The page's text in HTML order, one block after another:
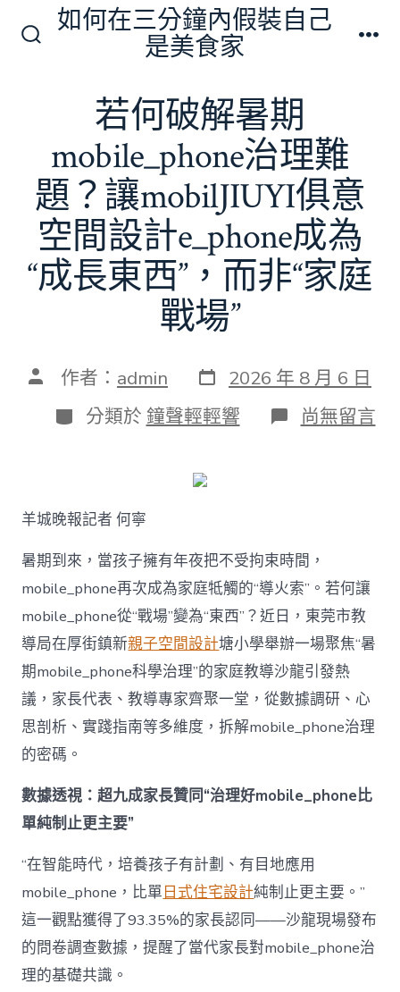
如何在三分鐘內假裝自己
是美食家
若何破解暑期
mobile_phone治理難
題？讓mobilJIUYI俱意
空間設計e_phone成為
“成長東西”，而非“家庭
戰場”
文 作者： admin 發
表
日
期
2026 年 8 月 6 日
分
類
分類於 鐘聲輕輕響 在
〈若
治
理
難
題？
讓
mobilJIUYI
俱
意
空
間
設
成
為
東
西”，
而
非
“家
庭
尚無留言
羊城晚報記者 何寧
暑期到來，當孩子擁有年夜把不受拘束時間，
mobile_phone再次成為家庭牴觸的“導火索”。若何讓
mobile_phone從“戰場”變為“東西”？近日，東莞市教
導局在厚街鎮新親子空間設計塘小學舉辦一場聚焦“暑
期mobile_phone科學治理”的家庭教導沙龍引發熱
議，家長代表、教導專家齊聚一堂，從數據調研、心
思剖析、實踐指南等多維度，拆解mobile_phone治理
的密碼。
數據透視：超九成家長贊同“治理好mobile_phone比
單純制止更主要”
“在智能時代，培養孩子有計劃、有目地應用
mobile_phone，比單日式住宅設計純制止更主要。”
這一觀點獲得了93.35%的家長認同——沙龍現場發布
的問卷調查數據，提醒了當代家長對mobile_phone治
理的基礎共識。